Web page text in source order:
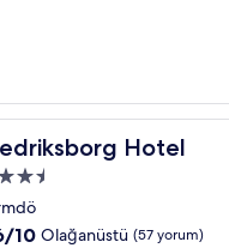
Hotel
Hotel
10 Olağanüstü (57 yorum)